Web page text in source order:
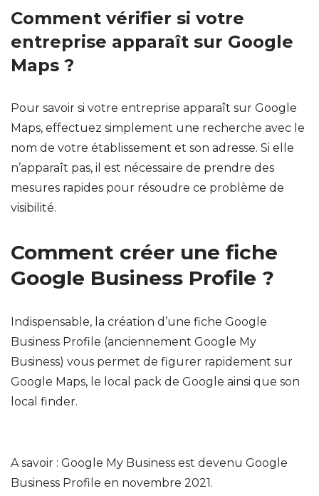
Comment vérifier si votre
entreprise apparaît sur Google
Maps ?
Pour savoir si votre entreprise apparaît sur Google
Maps, effectuez simplement une recherche avec le
nom de votre établissement et son adresse. Si elle
n’apparaît pas, il est nécessaire de prendre des
mesures rapides pour résoudre ce problème de
visibilité.
Comment créer une fiche
Google Business Profile ?
Indispensable, la création d’une fiche Google
Business Profile (anciennement Google My
Business) vous permet de figurer rapidement sur
Google Maps, le local pack de Google ainsi que son
local finder.
A savoir : Google My Business est devenu Google
Business Profile en novembre 2021.